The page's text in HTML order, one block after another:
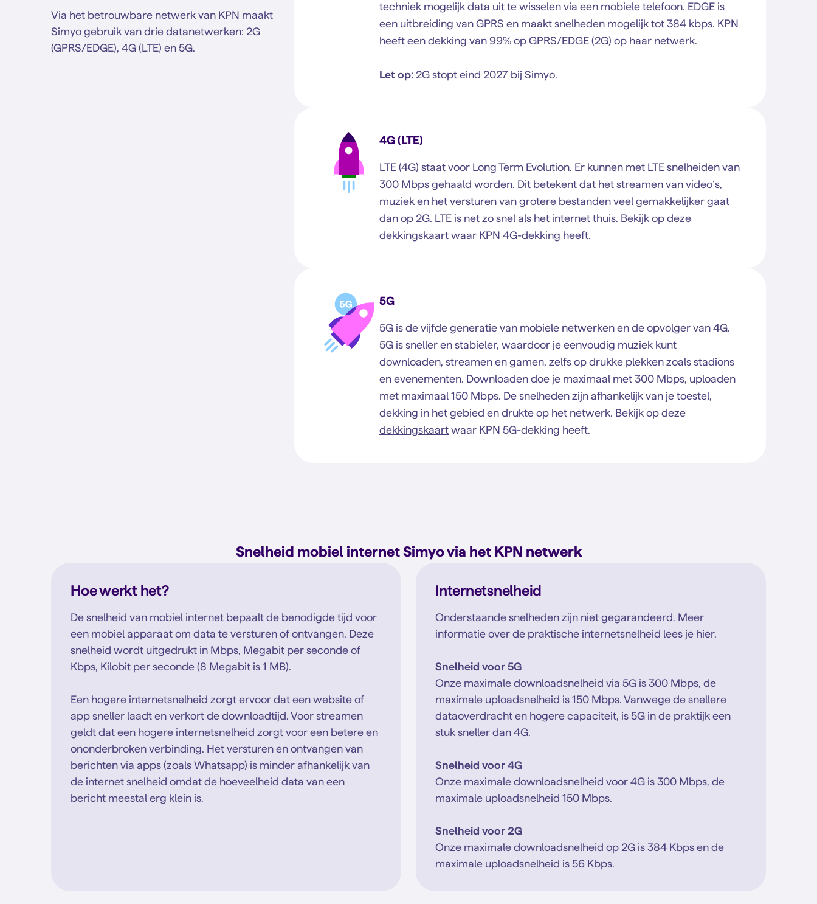
Via het betrouwbare netwerk van KPN maakt
Simyo gebruik van drie datanetwerken: 2G
(GPRS/EDGE), 4G (LTE) en 5G.
techniek mogelijk data uit te wisselen via een mobiele telefoon. EDGE is
een uitbreiding van GPRS en maakt snelheden mogelijk tot 384 kbps. KPN
heeft een dekking van 99% op GPRS/EDGE (2G) op haar netwerk.
Let op: 2G stopt eind 2027 bij Simyo.
4G (LTE)
LTE (4G) staat voor Long Term Evolution. Er kunnen met LTE snelheiden van
300 Mbps gehaald worden. Dit betekent dat het streamen van video’s,
muziek en het versturen van grotere bestanden veel gemakkelijker gaat
dan op 2G. LTE is net zo snel als het internet thuis. Bekijk op deze
dekkingskaart waar KPN 4G-dekking heeft.
5G
5G is de vijfde generatie van mobiele netwerken en de opvolger van 4G.
5G is sneller en stabieler, waardoor je eenvoudig muziek kunt
downloaden, streamen en gamen, zelfs op drukke plekken zoals stadions
en evenementen. Downloaden doe je maximaal met 300 Mbps, uploaden
met maximaal 150 Mbps. De snelheden zijn afhankelijk van je toestel,
dekking in het gebied en drukte op het netwerk. Bekijk op deze
dekkingskaart waar KPN 5G-dekking heeft.
Snelheid mobiel internet Simyo via het KPN netwerk
Hoe werkt het?
De snelheid van mobiel internet bepaalt de benodigde tijd voor
een mobiel apparaat om data te versturen of ontvangen. Deze
snelheid wordt uitgedrukt in Mbps, Megabit per seconde of
Kbps, Kilobit per seconde (8 Megabit is 1 MB).
Een hogere internetsnelheid zorgt ervoor dat een website of
app sneller laadt en verkort de downloadtijd. Voor streamen
geldt dat een hogere internetsnelheid zorgt voor een betere en
ononderbroken verbinding. Het versturen en ontvangen van
berichten via apps (zoals Whatsapp) is minder afhankelijk van
de internet snelheid omdat de hoeveelheid data van een
bericht meestal erg klein is.
Internetsnelheid
Onderstaande snelheden zijn niet gegarandeerd. Meer
informatie over de praktische internetsnelheid lees je hier.
Snelheid voor 5G
Onze maximale downloadsnelheid via 5G is 300 Mbps, de
maximale uploadsnelheid is 150 Mbps. Vanwege de snellere
dataoverdracht en hogere capaciteit, is 5G in de praktijk een
stuk sneller dan 4G.
Snelheid voor 4G
Onze maximale downloadsnelheid voor 4G is 300 Mbps, de
maximale uploadsnelheid 150 Mbps.
Snelheid voor 2G
Onze maximale downloadsnelheid op 2G is 384 Kbps en de
maximale uploadsnelheid is 56 Kbps.